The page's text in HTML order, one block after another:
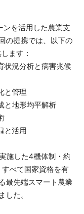
ンを活用した農業支
の提携では、以下の
ます：
状況分析と病害兆候
と管理
と地形均平解析
と活用
施した4機体制・約
べて国家資格を有
最先端スマート農業
した。